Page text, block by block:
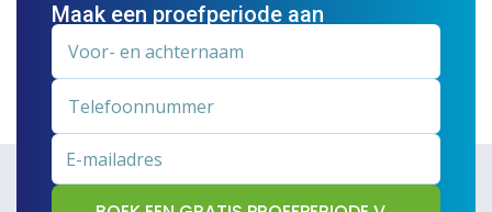
Maak een proefperiode aan